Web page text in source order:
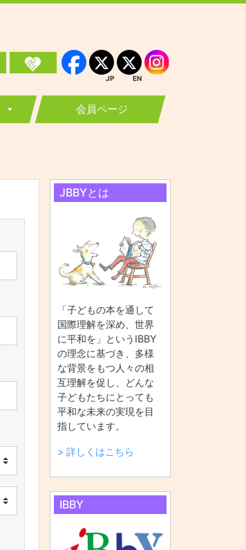
Facebook
JP
JP
EN
EN Instagram
会員ページ
JBBYとは
「子どもの本を通して
国際理解を深め、世界
に平和を」というIBBY
の理念に基づき、多様
な背景をもつ人々の相
互理解を促し、どんな
子どもたちにとっても
平和な未来の実現を目
指しています。
> 詳しくはこちら
IBBY